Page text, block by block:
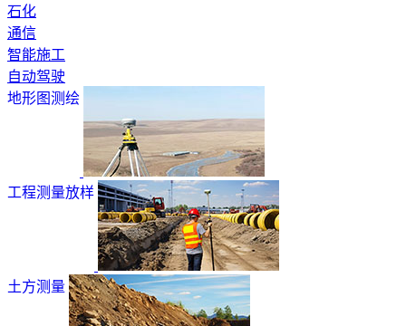
石化
通信
智能施工
自动驾驶
地形图测绘
工程测量放样
土方测量